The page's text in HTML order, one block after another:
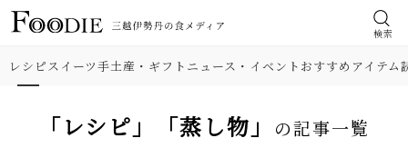
検索
レシピスイーツ手土産・ギフト ニュース・イベントおすすめアイテム
「レシピ」「蒸し物」 の記事一覧